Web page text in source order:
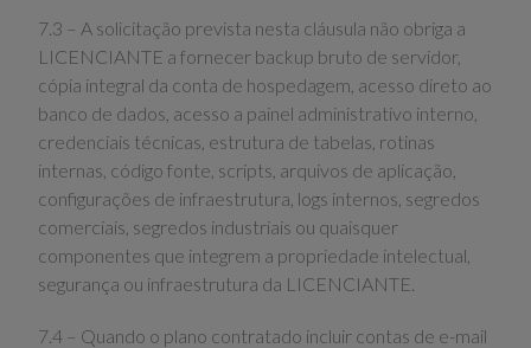
7.3 – A solicitação prevista nesta cláusula não obriga a
LICENCIANTE a fornecer backup bruto de servidor,
cópia integral da conta de hospedagem, acesso direto ao
banco de dados, acesso a painel administrativo interno,
credenciais técnicas, estrutura de tabelas, rotinas
internas, código fonte, scripts, arquivos de aplicação,
configurações de infraestrutura, logs internos, segredos
comerciais, segredos industriais ou quaisquer
componentes que integrem a propriedade intelectual,
segurança ou infraestrutura da LICENCIANTE.
7.4 – Quando o plano contratado incluir contas de e-mail